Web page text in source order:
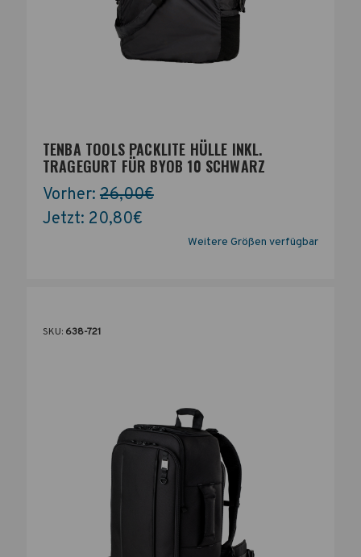
TENBA TOOLS PACKLITE HÜLLE INKL.
TRAGEGURT FÜR BYOB 10 SCHWARZ
Vorher: 26,00€
Jetzt: 20,80€
Weitere Größen verfügbar
SKU: 638-721